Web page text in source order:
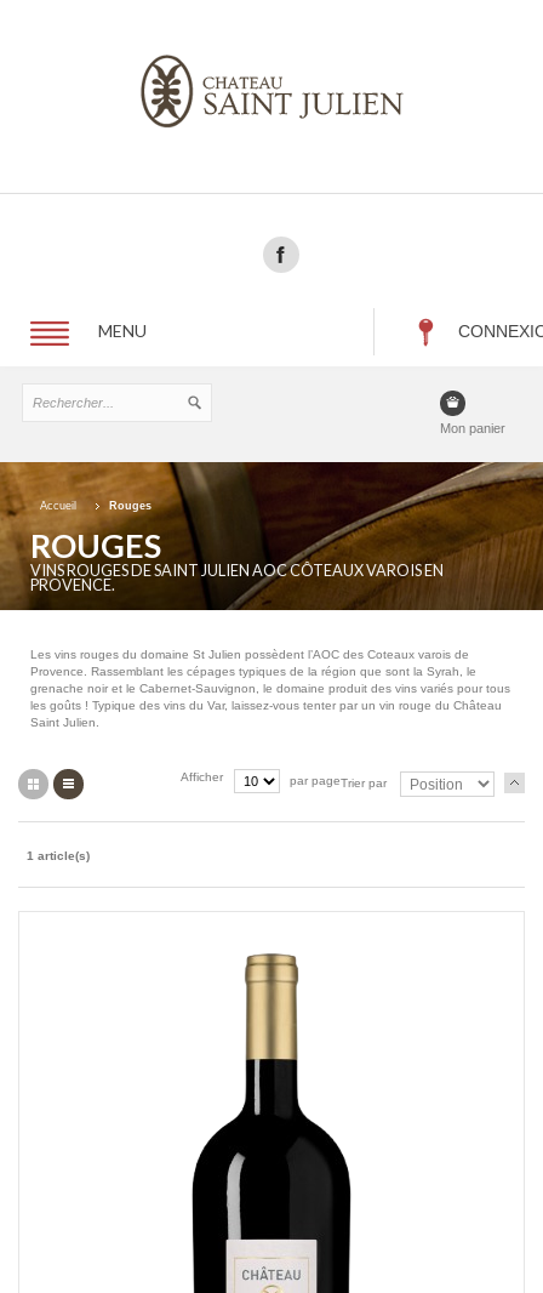
MENU
Mon panier
Accueil Rouges
ROUGES
VINS ROUGES DE SAINT JULIEN AOC CÔTEAUX VAROIS EN
PROVENCE.
Les vins rouges du domaine St Julien possèdent l’AOC des Coteaux varois de
Provence. Rassemblant les cépages typiques de la région que sont la Syrah, le
grenache noir et le Cabernet-Sauvignon, le domaine produit des vins variés pour tous
les goûts ! Typique des vins du Var, laissez-vous tenter par un vin rouge du Château
Saint Julien.
Grille Trier par
Afficher par page
1 article(s)